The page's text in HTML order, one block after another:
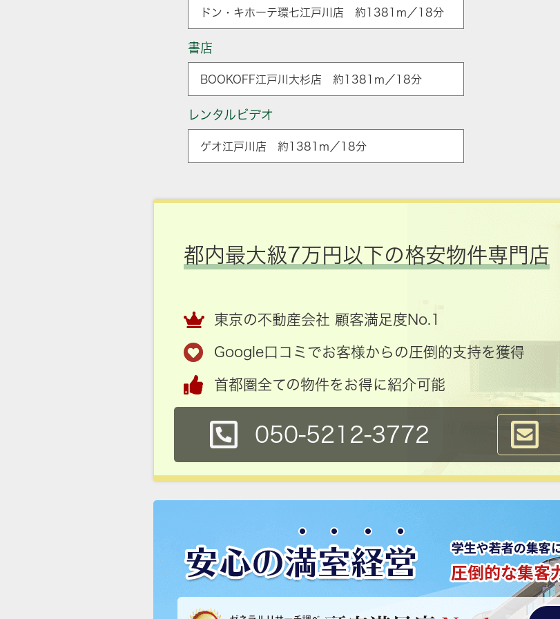
ドン・キホーテ環七江戸川店 約1381m／18分
書店
BOOKOFF江戸川大杉店 約1381m／18分
レンタルビデオ
ゲオ江戸川店 約1381m／18分
都内最大級7万円以下の格安物件専門店
東京の不動産会社 顧客満足度No.1
Google口コミでお客様からの圧倒的支持を獲得
首都圏全ての物件をお得に紹介可能
050-5212-3772